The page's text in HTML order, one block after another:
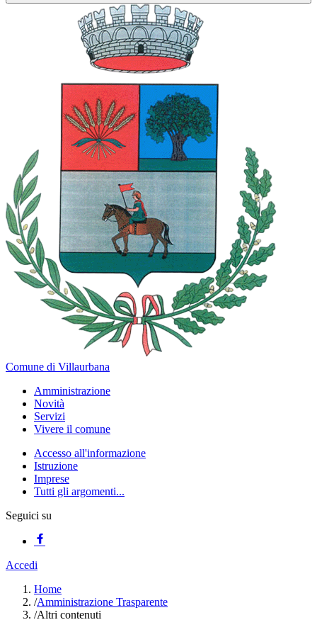
Comune di Villaurbana
Amministrazione
Novità
Servizi
Vivere il comune
Accesso all'informazione
Istruzione
Imprese
Tutti gli argomenti...
Seguici su
Accedi
Home
/Amministrazione Trasparente
/Altri contenuti